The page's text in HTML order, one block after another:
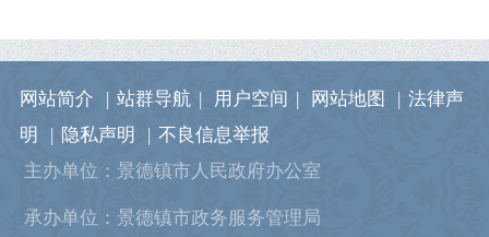
网站简介 | 站群导航 | 用户空间 | 网站地图 | 法律声
明
| 隐私声明 | 不良信息举报
主办单位：景德镇市人民政府办公室
承办单位：景德镇市政务服务管理局